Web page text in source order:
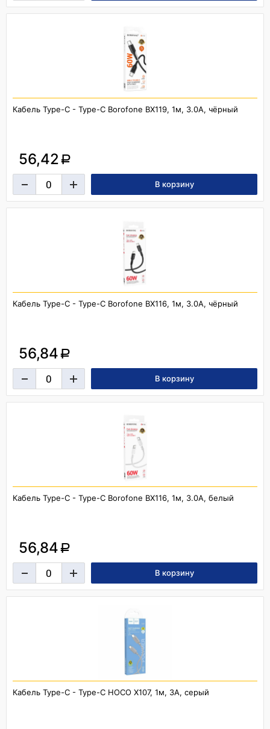
Кабель Type-C - Type-C Borofone BX119, 1м, 3.0A, чёрный
56,42 a
Кабель Type-C - Type-C Borofone BX116, 1м, 3.0A, чёрный
56,84 a
Кабель Type-C - Type-C Borofone BX116, 1м, 3.0A, белый
56,84 a
Кабель Type-C - Type-C HOCO X107, 1м, 3A, серый